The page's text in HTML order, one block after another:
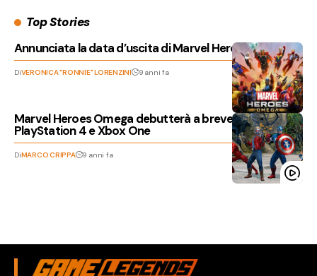
Top Stories
Annunciata la data d’uscita di Marvel Heroes Omega
DiVERONICA "RONNIE" LORENZINI 9 anni fa
Marvel Heroes Omega debutterà a breve su
PlayStation 4 e Xbox One
DiMARCO CRIPPA 9 anni fa